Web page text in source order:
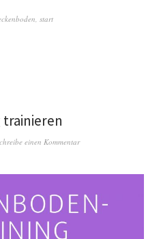
start
einen Kommentar